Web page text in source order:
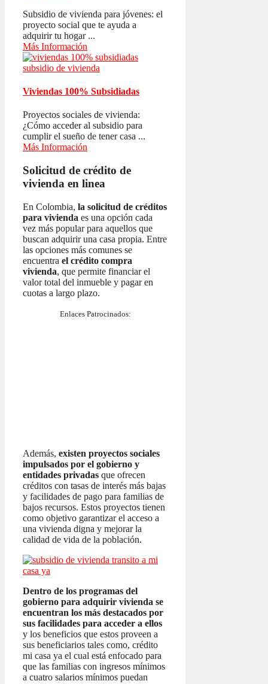
Subsidio de vivienda para jóvenes: el
proyecto social que te ayuda a
adquirir tu hogar ...
Más Información
Viviendas 100% Subsidiadas
Proyectos sociales de vivienda:
¿Cómo acceder al subsidio para
cumplir el sueño de tener casa ...
Más Información
Solicitud de crédito de
vivienda en linea
En Colombia, la solicitud de créditos
para vivienda es una opción cada
vez más popular para aquellos que
buscan adquirir una casa propia. Entre
las opciones más comunes se
encuentra el crédito compra
vivienda, que permite financiar el
valor total del inmueble y pagar en
cuotas a largo plazo.
Enlaces Patrocinados:
Además, existen proyectos sociales
impulsados por el gobierno y
entidades privadas que ofrecen
créditos con tasas de interés más bajas
y facilidades de pago para familias de
bajos recursos. Estos proyectos tienen
como objetivo garantizar el acceso a
una vivienda digna y mejorar la
calidad de vida de la población.
Dentro de los programas del
gobierno para adquirir vivienda se
encuentran los más destacados por
sus facilidades para acceder a ellos
y los beneficios que estos proveen a
sus beneficiarios tales como, crédito
mi casa ya el cual está enfocado para
que las familias con ingresos mínimos
a cuatro salarios mínimos puedan